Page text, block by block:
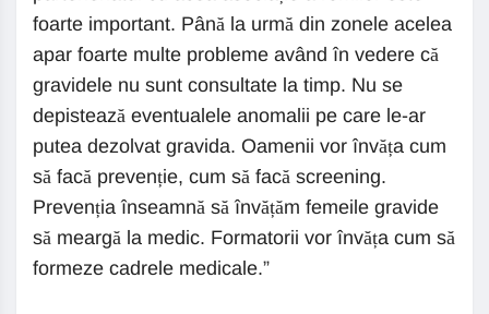
foarte important. Până la urmă din zonele acelea
apar foarte multe probleme având în vedere că
gravidele nu sunt consultate la timp. Nu se
depistează eventualele anomalii pe care le-ar
putea dezolvat gravida. Oamenii vor învăța cum
să facă prevenție, cum să facă screening.
Prevenția înseamnă să învățăm femeile gravide
să meargă la medic. Formatorii vor învăța cum să
formeze cadrele medicale.”